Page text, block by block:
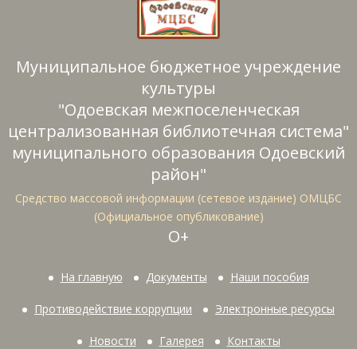
Муниципальное бюджетное учреждение
культуры
"Одоевская межпоселенческая
централизованная библиотечная система"
муниципального образования Одоевский
район"
Средство массовой информации (сетевое издание) ОМЦБС
(Официальное опубликование)
О+
На главную Документы Наши пособия
Противодействие коррупции Электронные ресурсы
Новости Галерея Контакты